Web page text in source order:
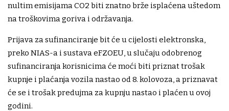
nultim emisijama CO2 biti znatno brže isplaćena uštedom
na troškovima goriva i održavanja.
Prijava za sufinanciranje bit će u cijelosti elektronska,
preko NIAS-a i sustava eFZOEU, u slučaju odobrenog
sufinanciranja korisnicima će moći biti priznat trošak
kupnje i plaćanja vozila nastao od 8. kolovoza, a priznavat
će se i trošak predujma za kupnju nastao i plaćen u ovoj
godini.